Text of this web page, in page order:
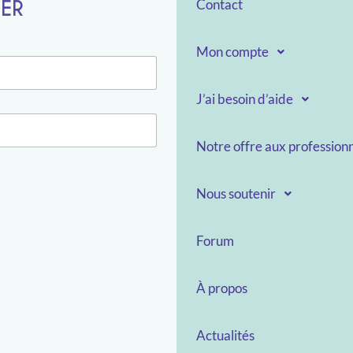
Contact
Mon compte
J’ai besoin d’aide
Notre offre aux
Nous soutenir
Forum
À propos
Actualités